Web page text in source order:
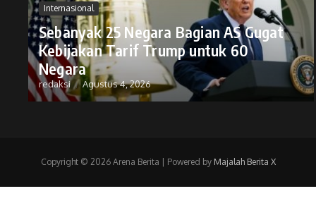
Internasional
Sebanyak 25 Negara Bagian AS Gugat
Kebijakan Tarif Trump untuk 60
Negara
redaksi Agustus 4, 2026
Copyright © 2026 Arena Berita | Powered by Majalah Berita X